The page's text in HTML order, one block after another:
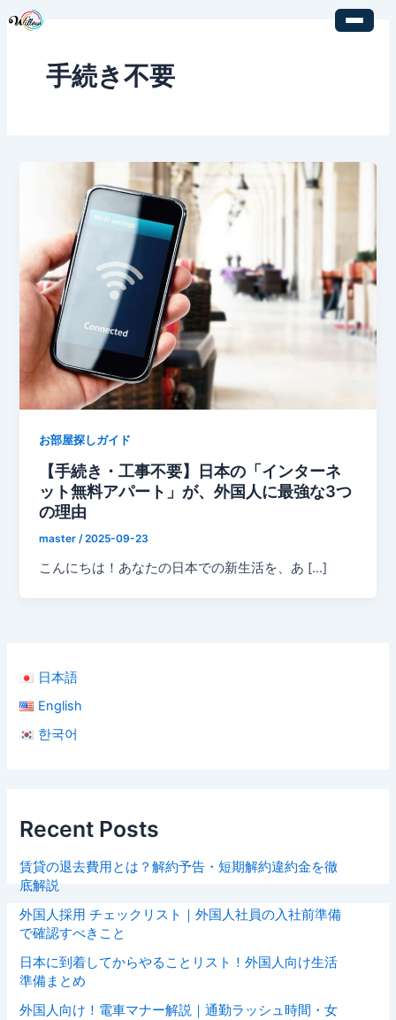
日本語
English
한국어
Recent Posts
賃貸の退去費用とは？解約予告・短期解約違約金を徹
底解説
外国人採用 チェックリスト｜外国人社員の入社前準備
で確認すべきこと
日本に到着してからやることリスト！外国人向け生活
準備まとめ
外国人向け！電車マナー解説｜通勤ラッシュ時間・女
手続き不要
お部屋探しガイド
【手続き・工事不要】日本の「インターネ
ット無料アパート」が、外国人に最強な3つ
の理由
master/2025-09-23
こんにちは！あなたの日本での新生活を、あ […]